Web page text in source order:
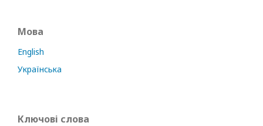
Мова
English
Українська
Ключові слова